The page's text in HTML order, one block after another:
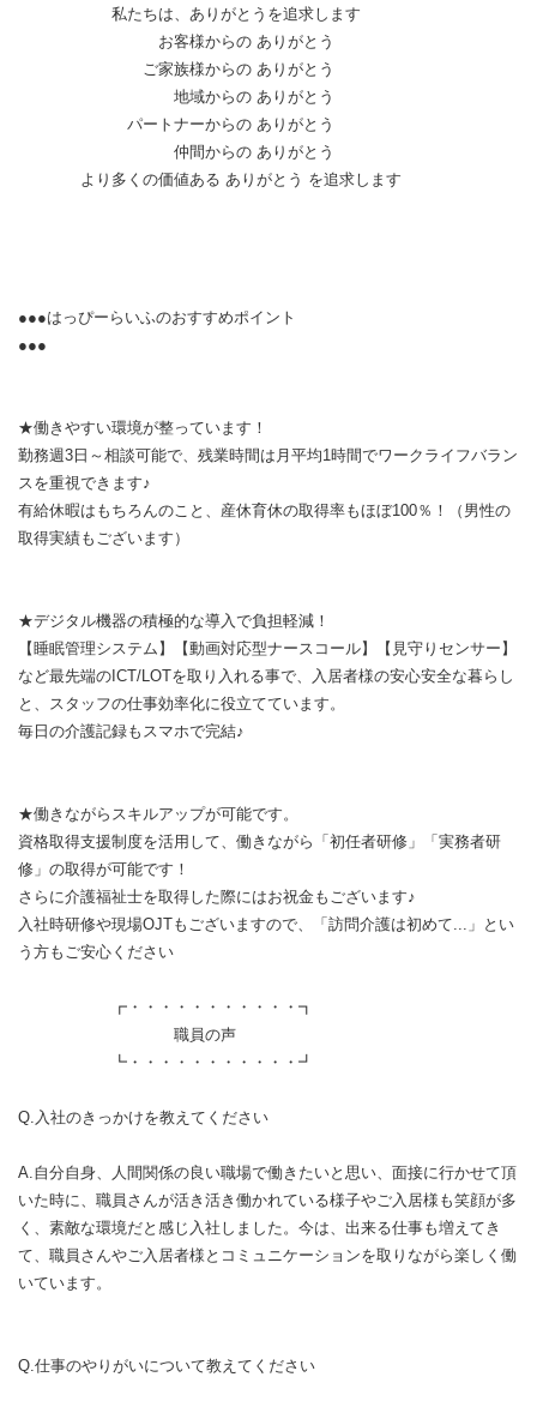
私たちは、ありがとうを追求します
お客様からの ありがとう
ご家族様からの ありがとう
地域からの ありがとう
パートナーからの ありがとう
仲間からの ありがとう
より多くの価値ある ありがとう を追求します
●●●はっぴーらいふのおすすめポイント
●●●
★働きやすい環境が整っています！
勤務週3日～相談可能で、残業時間は月平均1時間でワークライフバラン
スを重視できます♪
有給休暇はもちろんのこと、産休育休の取得率もほぼ100％！（男性の
取得実績もございます）
★デジタル機器の積極的な導入で負担軽減！
【睡眠管理システム】【動画対応型ナースコール】【見守りセンサー】
など最先端のICT/LOTを取り入れる事で、入居者様の安心安全な暮らし
と、スタッフの仕事効率化に役立てています。
毎日の介護記録もスマホで完結♪
★働きながらスキルアップが可能です。
資格取得支援制度を活用して、働きながら「初任者研修」「実務者研
修」の取得が可能です！
さらに介護福祉士を取得した際にはお祝金もございます♪
入社時研修や現場OJTもございますので、「訪問介護は初めて...」とい
う方もご安心ください
┏・・・・・・・・・・・┓
職員の声
┗・・・・・・・・・・・┛
Q.入社のきっかけを教えてください
A.自分自身、人間関係の良い職場で働きたいと思い、面接に行かせて頂
いた時に、職員さんが活き活き働かれている様子やご入居様も笑顔が多
く、素敵な環境だと感じ入社しました。今は、出来る仕事も増えてき
て、職員さんやご入居者様とコミュニケーションを取りながら楽しく働
いています。
Q.仕事のやりがいについて教えてください